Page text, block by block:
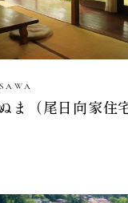
ま（尾日向家住宅